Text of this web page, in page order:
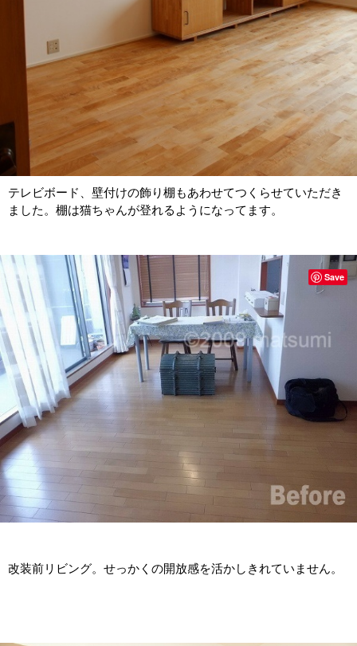
テレビボード、壁付けの飾り棚もあわせてつくらせていただき
ました。棚は猫ちゃんが登れるようになってます。
改装前リビング。せっかくの開放感を活かしきれていません。
Save